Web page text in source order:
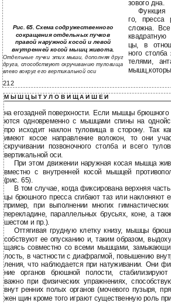
Рис. 65. Схема содружественного
сокращения отдельных пучков
правой наружной косой и левой
внутренней косой мышц живота.
Отдельные пучки этих мыши, дополняя друг
друга, способствуют скручиванию туловища
влево вокруг его вертикальной оси
зового дна.
го, пресса
сложна.
цы, в
ного столба
телями,
212
М Ы Ш Ц Ы Т У Л О В И Щ А И Ш Е И
на егозадней поверхности. Если мышцы брюшного
ются одновременно с мышцами спины на
про исходит наклон туловища в сторону. Так
имеют косое направление волокон, то они
скручивании позвоночного столба и всего
вертикальной оси.
При этом движении наружная косая мышца
вместно с внутренней косой мышцей
(рис. 65).
В том случае, когда фиксирована верхняя
цы брюшного пресса сгибают таз или наклоняют
пример, при выполнении многих
перекладине, параллельных брусьях, коне, а
шестом и пр.).
Оттягивая грудную клетку книзу, мышцы
собствуют ее опусканию и, таким образом,
щаясь совместно со всеми мышцами,
лость, в частности с диафрагмой, повышению
ления, что наблюдается при натуживании. Они
ние органов брюшной полости,
важно при физических упражнениях,
внут ренних полых органов (мочевого пузыря,
жен щин кроме того играют существенную роль